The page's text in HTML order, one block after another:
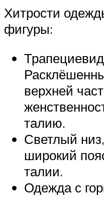
Хитрости
фигуры:
верхней
талию.
Светлый
широкий
талии.
Одежда с